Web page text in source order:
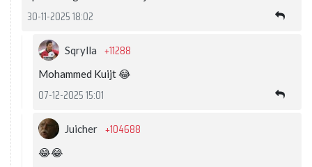
30-11-2025 18:02
Sqrylla +11288
Mohammed Kuijt 😂
07-12-2025 15:01
Juicher +104688
😂😂